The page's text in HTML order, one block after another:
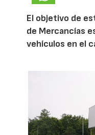
El objetivo de
de Mercancías
vehículos en el